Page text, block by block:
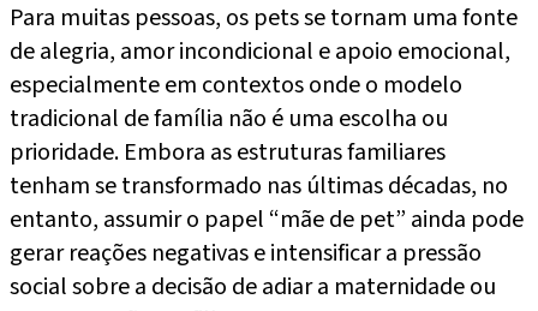
Para muitas pessoas, os pets se tornam uma fonte
de alegria, amor incondicional e apoio emocional,
especialmente em contextos onde o modelo
tradicional de família não é uma escolha ou
prioridade. Embora as estruturas familiares
tenham se transformado nas últimas décadas, no
entanto, assumir o papel “mãe de pet” ainda pode
gerar reações negativas e intensificar a pressão
social sobre a decisão de adiar a maternidade ou